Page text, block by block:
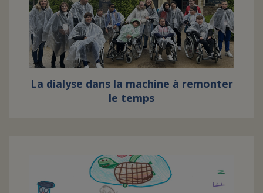
La dialyse dans la machine à remonter
le temps